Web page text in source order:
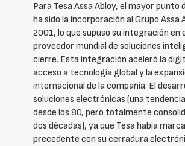
Para Tesa Assa Abloy, el mayor punto
ha sido la incorporación al Grupo Assa
2001, lo que supuso su integración en
proveedor mundial de soluciones
cierre. Esta integración aceleró la
acceso a tecnología global y la
internacional de la compañía. El
soluciones electrónicas (una
desde los 80, pero totalmente
dos décadas), ya que Tesa había
precedente con su cerradura